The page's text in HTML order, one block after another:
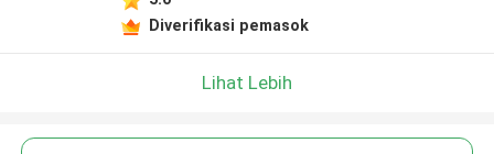
Diverifikasi pemasok
Lihat Lebih